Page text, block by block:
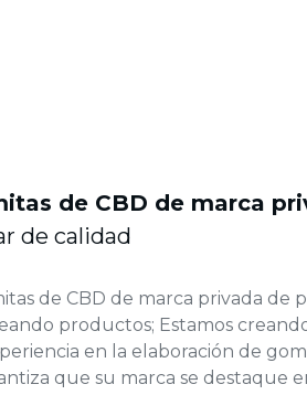
de CBD de marca
de calidad
de CBD de marca privada de
productos; Estamos
en la elaboración de
que su marca se destaque